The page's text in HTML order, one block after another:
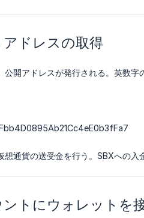
ドレスの取得
公開アドレスが発行される。英数字
想通貨の送受金を行う。SBXへの入
トにウォレットを